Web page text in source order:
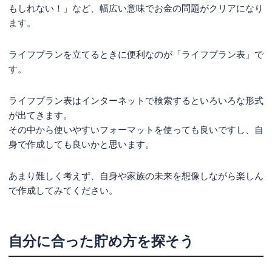
もしれない！」など、幅広い意味でお金の問題がクリアになり
ます。
ライフプランを立てるときに便利なのが「ライフプラン表」で
す。
ライフプラン表はインターネットで検索するといろいろな形式
が出てきます。
その中から使いやすいフォーマットを使っても良いですし、自
身で作成しても良いかと思います。
あまり難しく考えず、自身や家族の未来を想像しながら楽しん
で作成してみてください。
自分に合った貯め方を探そう